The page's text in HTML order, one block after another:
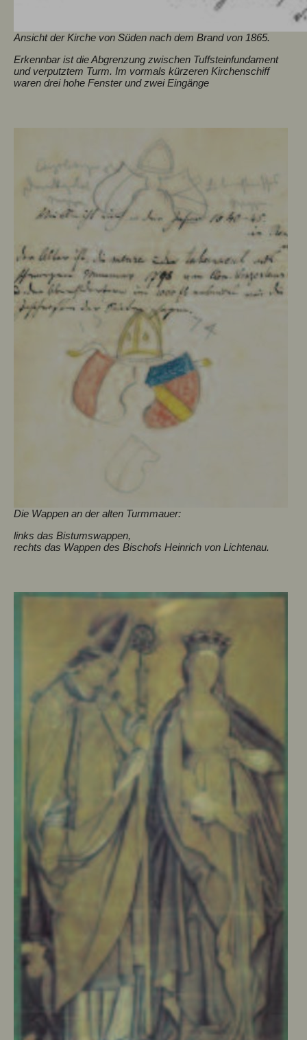
Ansicht der Kirche von Süden nach dem Brand von 1865.
Erkennbar ist die Abgrenzung zwischen Tuffsteinfundament
und verputztem Turm. Im vormals kürzeren Kirchenschiff
waren drei hohe Fenster und zwei Eingänge
Die Wappen an der alten Turmmauer:
links das Bistumswappen,
rechts das Wappen des Bischofs Heinrich von Lichtenau.